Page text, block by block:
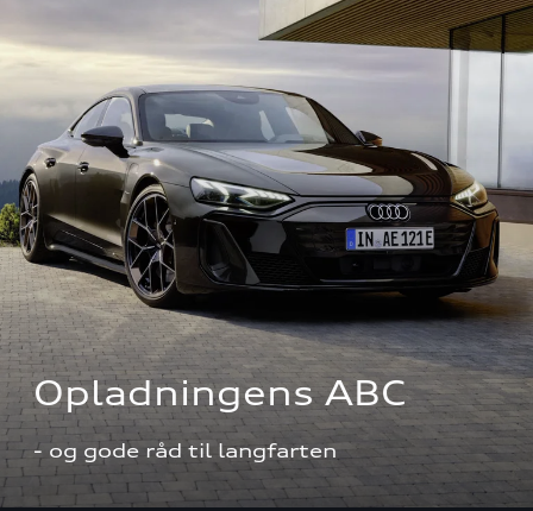
Opladningens ABC
- og gode råd til langfarten